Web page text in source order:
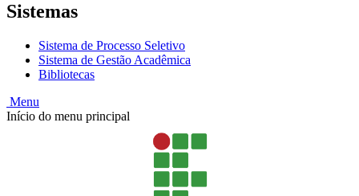
Sistemas
Sistema de Processo Seletivo
Sistema de Gestão Acadêmica
Bibliotecas
Menu
Início do menu principal